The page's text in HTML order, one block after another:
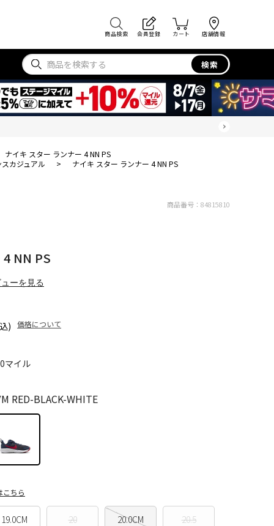
商品検索 会員登録 カート 店舗情報
検索
ナイキ スター ランナー 4 NN PS
カジュアル > ナイキ スター ランナー 4 NN PS
マイル
NN PS
ーを見る
) 価格について
RED-BLACK-WHITE
19.0CM 20 20.0CM 20.5
こちら
商品番号： 84815810